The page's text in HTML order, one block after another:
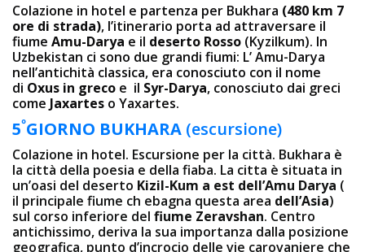
Colazione in hotel e partenza per Bukhara (480 km 7
ore di strada), l’itinerario porta ad attraversare il
fiume Amu-Darya e il deserto Rosso (Kyzilkum). In
Uzbekistan ci sono due grandi fiumi: L’ Amu-Darya
nell’antichità classica, era conosciuto con il nome
di Oxus in greco e il Syr-Darya, conosciuto dai greci
come Jaxartes o Yaxartes.
5ºGIORNO BUKHARA (escursione)
Colazione in hotel. Escursione per la città. Bukhara è
la città della poesia e della fiaba. La cittа è situata in
un’oasi del deserto Kizil-Kum a est dell’Amu Darya (
il principale fiume ch ebagna questa area dell’Asia)
sul corso inferiore del fiume Zeravshan. Centro
antichissimo, deriva la sua importanza dalla posizione
geografica, punto d’incrocio delle vie carovaniere che